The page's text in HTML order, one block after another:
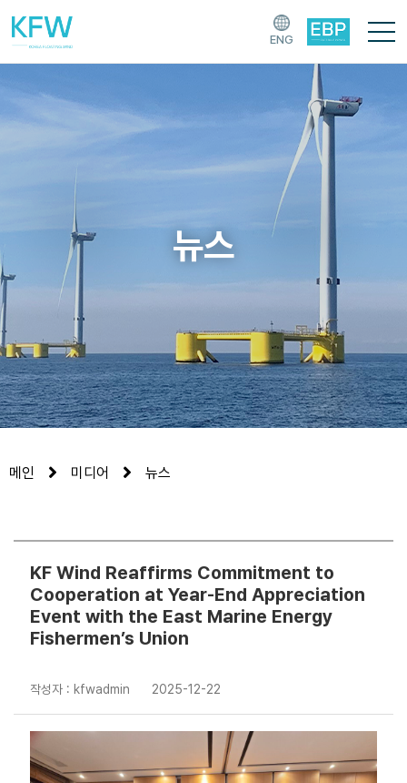
ENG
뉴스
메인 미디어 뉴스
KF Wind Reaffirms Commitment to
Cooperation at Year-End Appreciation
Event with the East Marine Energy
Fishermen’s Union
작성자 : kfwadmin 2025-12-22